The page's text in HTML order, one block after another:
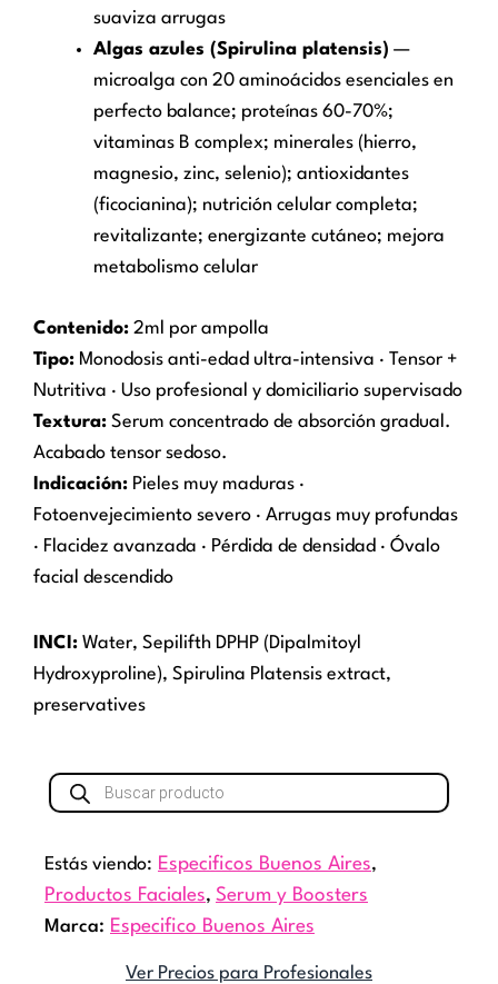
suaviza arrugas
Algas azules (Spirulina platensis) —
microalga con 20 aminoácidos esenciales en
perfecto balance; proteínas 60-70%;
vitaminas B complex; minerales (hierro,
magnesio, zinc, selenio); antioxidantes
(ficocianina); nutrición celular completa;
revitalizante; energizante cutáneo; mejora
metabolismo celular
Contenido: 2ml por ampolla
Tipo: Monodosis anti-edad ultra-intensiva · Tensor +
Nutritiva · Uso profesional y domiciliario supervisado
Textura: Serum concentrado de absorción gradual.
Acabado tensor sedoso.
Indicación: Pieles muy maduras ·
Fotoenvejecimiento severo · Arrugas muy profundas
· Flacidez avanzada · Pérdida de densidad · Óvalo
facial descendido
INCI: Water, Sepilifth DPHP (Dipalmitoyl
Hydroxyproline), Spirulina Platensis extract,
preservatives
Búsqueda
de
Estás viendo: Especificos Buenos Aires,
Productos Faciales, Serum y Boosters
Marca: Especifico Buenos Aires
Ver Precios para Profesionales